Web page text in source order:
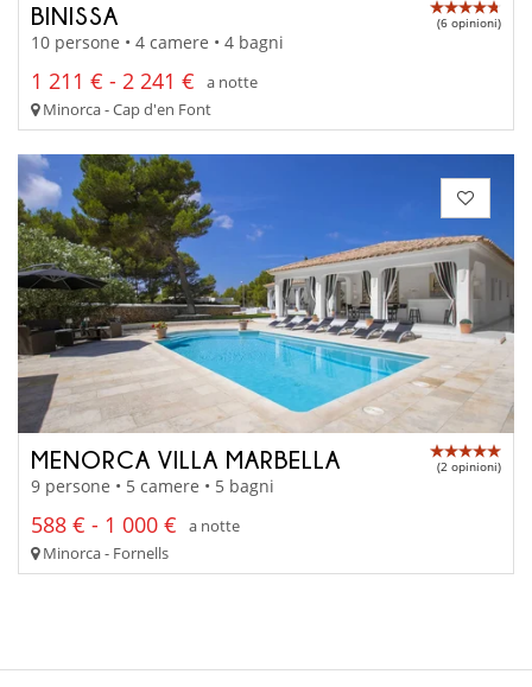
BINISSA (6 opinioni)
10 persone • 4 camere • 4 bagni
1 211 € - 2 241 €
a notte
Minorca - Cap d'en Font
MENORCA VILLA MARBELLA (2 opinioni)
9 persone • 5 camere • 5 bagni
588 € - 1 000 €
a notte
Minorca - Fornells